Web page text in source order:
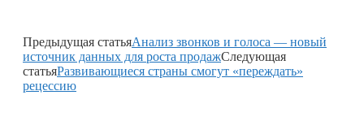
Предыдущая статьяАнализ звонков и голоса — новый
источник данных для роста продажСледующая
статьяРазвивающиеся страны смогут «переждать»
рецессию